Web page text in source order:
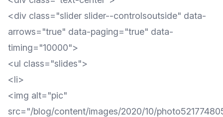
<div class="slider slider--controlsoutside" data-
arrows="true" data-paging="true" data-
timing="10000">
<ul class="slides">
<li>
<img alt="pic"
src="/blog/content/images/2020/10/